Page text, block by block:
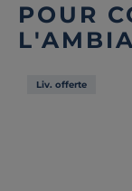
POUR
Liv. offerte